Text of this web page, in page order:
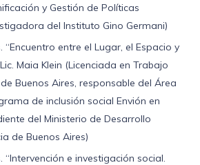
y Gestión de Políticas
del Instituto Gino Germani)
“Encuentro entre el Lugar, el Espacio y
Maia Klein (Licenciada en Trabajo
Buenos Aires, responsable del Área
de inclusión social Envión en
del Ministerio de Desarrollo
de Buenos Aires)
“Intervención e investigación social.